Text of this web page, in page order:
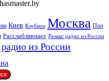
Киев Клубное Москва Поп
Расслабляющее Релакс радио из России
из России